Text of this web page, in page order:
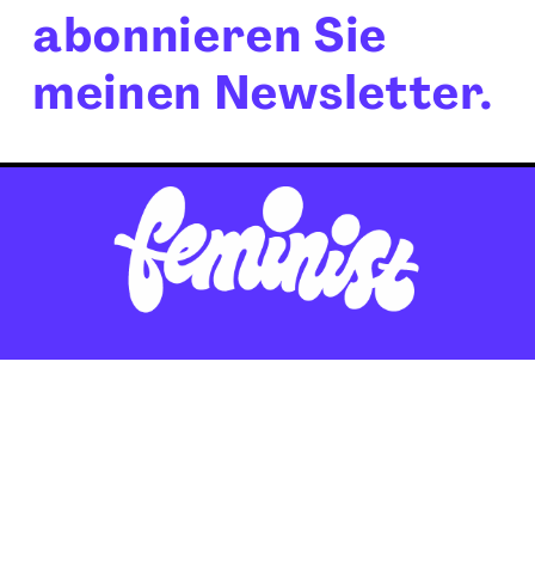
abonnieren Sie
meinen Newsletter.